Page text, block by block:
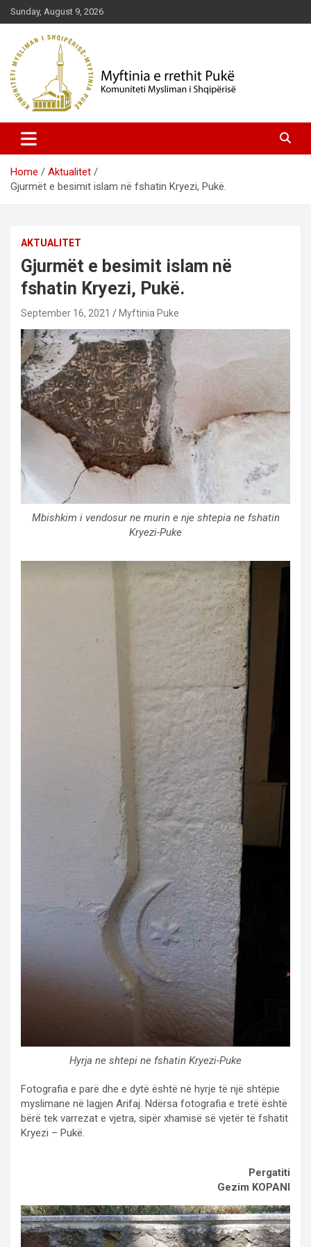
Skip
to
content
Sunday, August 9, 2026
Myftinia Pukë | Faqja Zyrtare
Home
Aktualitet
Gjurmët e besimit islam në fshatin Kryezi, Pukë.
AKTUALITET
Gjurmët e besimit islam në
fshatin Kryezi, Pukë.
September 16, 2021 Myftinia Puke
Mbishkim i vendosur ne murin e nje shtepia ne fshatin
Kryezi-Puke
Hyrja ne shtepi ne fshatin Kryezi-Puke
Fotografia e parë dhe e dytë është në hyrje të një shtëpie
myslimane në lagjen Arifaj. Ndërsa fotografia e tretë është
bërë tek varrezat e vjetra, sipër xhamisë së vjetër të fshatit
Kryezi – Pukë.
Pergatiti
Gezim KOPANI